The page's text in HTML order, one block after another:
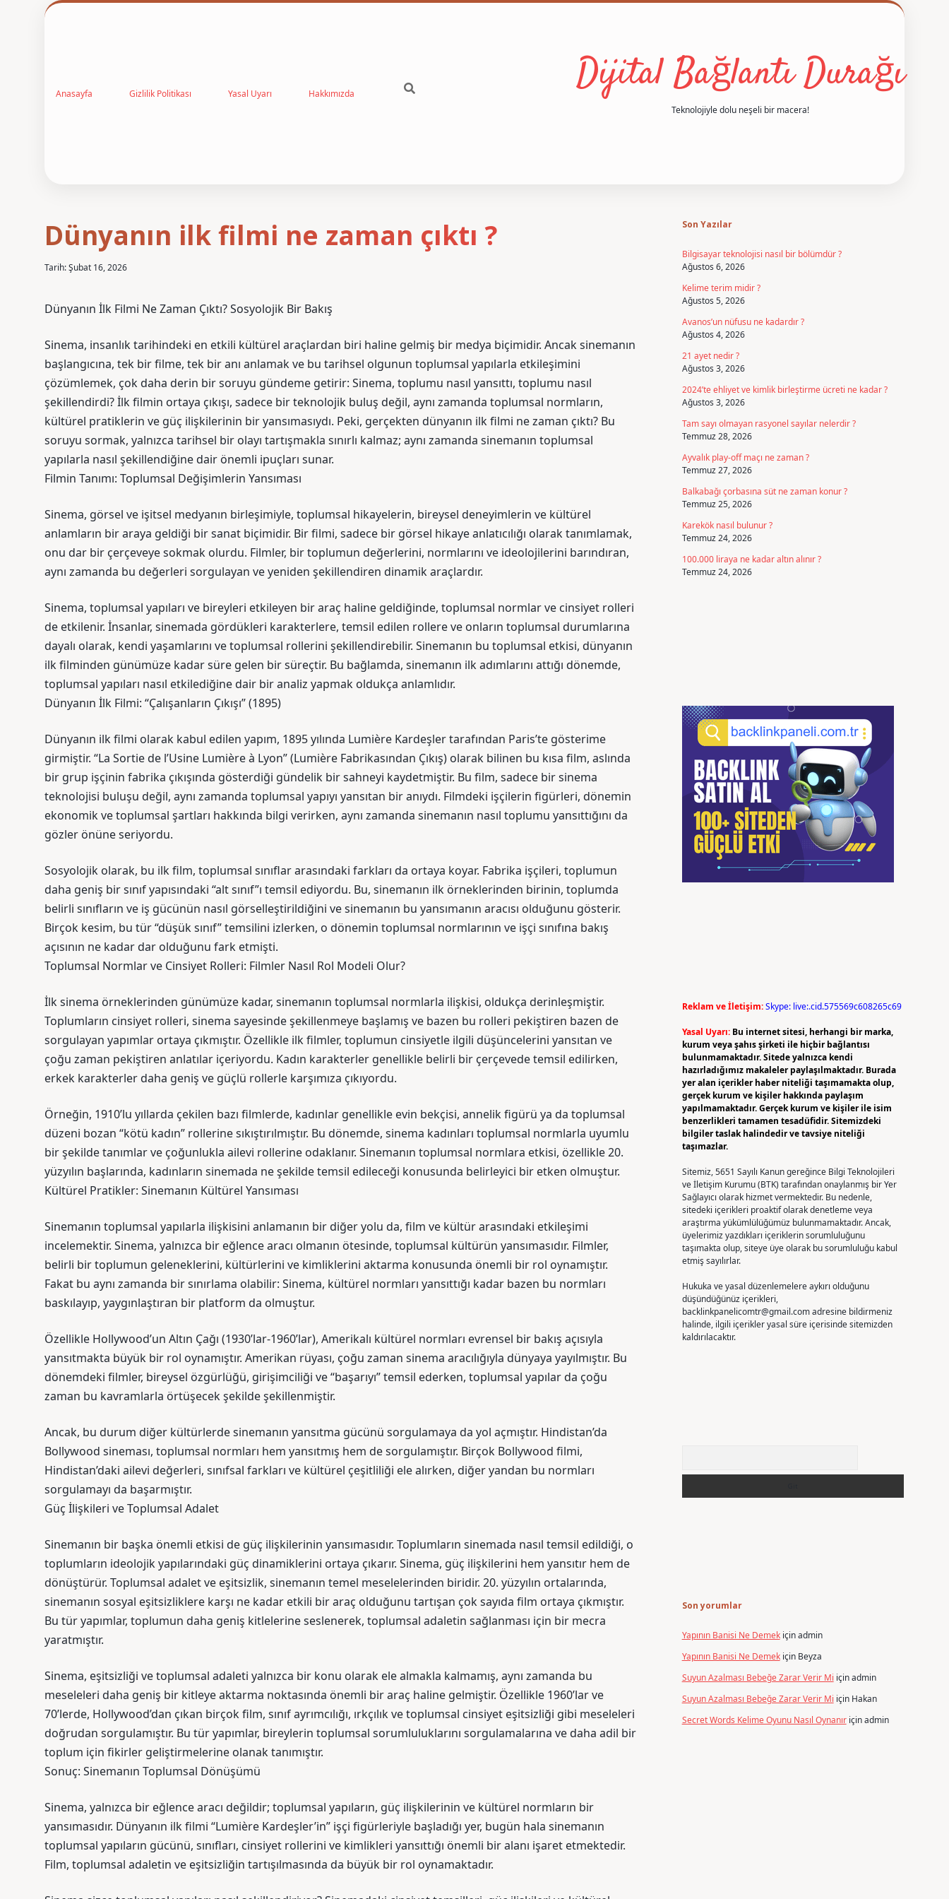
Anasayfa Gizlilik Politikası Yasal Uyarı Hakkımızda Dijital Bağlantı Durağı
Teknolojiyle dolu neşeli bir macera!
Dünyanın ilk filmi ne zaman çıktı ?
Tarih: Şubat 16, 2026
Dünyanın İlk Filmi Ne Zaman Çıktı? Sosyolojik Bir Bakış
Sinema, insanlık tarihindeki en etkili kültürel araçlardan biri haline gelmiş bir medya biçimidir. Ancak sinemanın
başlangıcına, tek bir filme, tek bir anı anlamak ve bu tarihsel olgunun toplumsal yapılarla etkileşimini
çözümlemek, çok daha derin bir soruyu gündeme getirir: Sinema, toplumu nasıl yansıttı, toplumu nasıl
şekillendirdi? İlk filmin ortaya çıkışı, sadece bir teknolojik buluş değil, aynı zamanda toplumsal normların,
kültürel pratiklerin ve güç ilişkilerinin bir yansımasıydı. Peki, gerçekten dünyanın ilk filmi ne zaman çıktı? Bu
soruyu sormak, yalnızca tarihsel bir olayı tartışmakla sınırlı kalmaz; aynı zamanda sinemanın toplumsal
yapılarla nasıl şekillendiğine dair önemli ipuçları sunar.
Filmin Tanımı: Toplumsal Değişimlerin Yansıması
Sinema, görsel ve işitsel medyanın birleşimiyle, toplumsal hikayelerin, bireysel deneyimlerin ve kültürel
anlamların bir araya geldiği bir sanat biçimidir. Bir filmi, sadece bir görsel hikaye anlatıcılığı olarak tanımlamak,
onu dar bir çerçeveye sokmak olurdu. Filmler, bir toplumun değerlerini, normlarını ve ideolojilerini barındıran,
aynı zamanda bu değerleri sorgulayan ve yeniden şekillendiren dinamik araçlardır.
Sinema, toplumsal yapıları ve bireyleri etkileyen bir araç haline geldiğinde, toplumsal normlar ve cinsiyet rolleri
de etkilenir. İnsanlar, sinemada gördükleri karakterlere, temsil edilen rollere ve onların toplumsal durumlarına
dayalı olarak, kendi yaşamlarını ve toplumsal rollerini şekillendirebilir. Sinemanın bu toplumsal etkisi, dünyanın
ilk filminden günümüze kadar süre gelen bir süreçtir. Bu bağlamda, sinemanın ilk adımlarını attığı dönemde,
toplumsal yapıları nasıl etkilediğine dair bir analiz yapmak oldukça anlamlıdır.
Dünyanın İlk Filmi: “Çalışanların Çıkışı” (1895)
Dünyanın ilk filmi olarak kabul edilen yapım, 1895 yılında Lumière Kardeşler tarafından Paris’te gösterime
girmiştir. “La Sortie de l’Usine Lumière à Lyon” (Lumière Fabrikasından Çıkış) olarak bilinen bu kısa film, aslında
bir grup işçinin fabrika çıkışında gösterdiği gündelik bir sahneyi kaydetmiştir. Bu film, sadece bir sinema
teknolojisi buluşu değil, aynı zamanda toplumsal yapıyı yansıtan bir anıydı. Filmdeki işçilerin figürleri, dönemin
ekonomik ve toplumsal şartları hakkında bilgi verirken, aynı zamanda sinemanın nasıl toplumu yansıttığını da
gözler önüne seriyordu.
Sosyolojik olarak, bu ilk film, toplumsal sınıflar arasındaki farkları da ortaya koyar. Fabrika işçileri, toplumun
daha geniş bir sınıf yapısındaki “alt sınıf”ı temsil ediyordu. Bu, sinemanın ilk örneklerinden birinin, toplumda
belirli sınıfların ve iş gücünün nasıl görselleştirildiğini ve sinemanın bu yansımanın aracısı olduğunu gösterir.
Birçok kesim, bu tür “düşük sınıf” temsilini izlerken, o dönemin toplumsal normlarının ve işçi sınıfına bakış
açısının ne kadar dar olduğunu fark etmişti.
Toplumsal Normlar ve Cinsiyet Rolleri: Filmler Nasıl Rol Modeli Olur?
İlk sinema örneklerinden günümüze kadar, sinemanın toplumsal normlarla ilişkisi, oldukça derinleşmiştir.
Toplumların cinsiyet rolleri, sinema sayesinde şekillenmeye başlamış ve bazen bu rolleri pekiştiren bazen de
sorgulayan yapımlar ortaya çıkmıştır. Özellikle ilk filmler, toplumun cinsiyetle ilgili düşüncelerini yansıtan ve
çoğu zaman pekiştiren anlatılar içeriyordu. Kadın karakterler genellikle belirli bir çerçevede temsil edilirken,
erkek karakterler daha geniş ve güçlü rollerle karşımıza çıkıyordu.
Örneğin, 1910’lu yıllarda çekilen bazı filmlerde, kadınlar genellikle evin bekçisi, annelik figürü ya da toplumsal
düzeni bozan “kötü kadın” rollerine sıkıştırılmıştır. Bu dönemde, sinema kadınları toplumsal normlarla uyumlu
bir şekilde tanımlar ve çoğunlukla ailevi rollerine odaklanır. Sinemanın toplumsal normlara etkisi, özellikle 20.
yüzyılın başlarında, kadınların sinemada ne şekilde temsil edileceği konusunda belirleyici bir etken olmuştur.
Kültürel Pratikler: Sinemanın Kültürel Yansıması
Sinemanın toplumsal yapılarla ilişkisini anlamanın bir diğer yolu da, film ve kültür arasındaki etkileşimi
incelemektir. Sinema, yalnızca bir eğlence aracı olmanın ötesinde, toplumsal kültürün yansımasıdır. Filmler,
belirli bir toplumun geleneklerini, kültürlerini ve kimliklerini aktarma konusunda önemli bir rol oynamıştır.
Fakat bu aynı zamanda bir sınırlama olabilir: Sinema, kültürel normları yansıttığı kadar bazen bu normları
baskılayıp, yaygınlaştıran bir platform da olmuştur.
Özellikle Hollywood’un Altın Çağı (1930’lar-1960’lar), Amerikalı kültürel normları evrensel bir bakış açısıyla
yansıtmakta büyük bir rol oynamıştır. Amerikan rüyası, çoğu zaman sinema aracılığıyla dünyaya yayılmıştır. Bu
dönemdeki filmler, bireysel özgürlüğü, girişimciliği ve “başarıyı” temsil ederken, toplumsal yapılar da çoğu
zaman bu kavramlarla örtüşecek şekilde şekillenmiştir.
Ancak, bu durum diğer kültürlerde sinemanın yansıtma gücünü sorgulamaya da yol açmıştır. Hindistan’da
Bollywood sineması, toplumsal normları hem yansıtmış hem de sorgulamıştır. Birçok Bollywood filmi,
Hindistan’daki ailevi değerleri, sınıfsal farkları ve kültürel çeşitliliği ele alırken, diğer yandan bu normları
sorgulamayı da başarmıştır.
Güç İlişkileri ve Toplumsal Adalet
Sinemanın bir başka önemli etkisi de güç ilişkilerinin yansımasıdır. Toplumların sinemada nasıl temsil edildiği, o
toplumların ideolojik yapılarındaki güç dinamiklerini ortaya çıkarır. Sinema, güç ilişkilerini hem yansıtır hem de
dönüştürür. Toplumsal adalet ve eşitsizlik, sinemanın temel meselelerinden biridir. 20. yüzyılın ortalarında,
sinemanın sosyal eşitsizliklere karşı ne kadar etkili bir araç olduğunu tartışan çok sayıda film ortaya çıkmıştır.
Bu tür yapımlar, toplumun daha geniş kitlelerine seslenerek, toplumsal adaletin sağlanması için bir mecra
yaratmıştır.
Sinema, eşitsizliği ve toplumsal adaleti yalnızca bir konu olarak ele almakla kalmamış, aynı zamanda bu
meseleleri daha geniş bir kitleye aktarma noktasında önemli bir araç haline gelmiştir. Özellikle 1960’lar ve
70’lerde, Hollywood’dan çıkan birçok film, sınıf ayrımcılığı, ırkçılık ve toplumsal cinsiyet eşitsizliği gibi meseleleri
doğrudan sorgulamıştır. Bu tür yapımlar, bireylerin toplumsal sorumluluklarını sorgulamalarına ve daha adil bir
toplum için fikirler geliştirmelerine olanak tanımıştır.
Sonuç: Sinemanın Toplumsal Dönüşümü
Sinema, yalnızca bir eğlence aracı değildir; toplumsal yapıların, güç ilişkilerinin ve kültürel normların bir
yansımasıdır. Dünyanın ilk filmi “Lumière Kardeşler’in” işçi figürleriyle başladığı yer, bugün hala sinemanın
toplumsal yapıların gücünü, sınıfları, cinsiyet rollerini ve kimlikleri yansıttığı önemli bir alanı işaret etmektedir.
Film, toplumsal adaletin ve eşitsizliğin tartışılmasında da büyük bir rol oynamaktadır.
Son Yazılar
Bilgisayar teknolojisi nasıl bir bölümdür ?
Ağustos 6, 2026
Kelime terim midir ?
Ağustos 5, 2026
Avanos’un nüfusu ne kadardır ?
Ağustos 4, 2026
21 ayet nedir ?
Ağustos 3, 2026
2024’te ehliyet ve kimlik birleştirme ücreti ne kadar ?
Ağustos 3, 2026
Tam sayı olmayan rasyonel sayılar nelerdir ?
Temmuz 28, 2026
Ayvalık play-off maçı ne zaman ?
Temmuz 27, 2026
Balkabağı çorbasına süt ne zaman konur ?
Temmuz 25, 2026
Karekök nasıl bulunur ?
Temmuz 24, 2026
100.000 liraya ne kadar altın alınır ?
Temmuz 24, 2026
Reklam ve İletişim:Skype: live:.cid.575569c608265c69
Yasal Uyarı: Bu internet sitesi, herhangi bir marka,
kurum veya şahıs şirketi ile hiçbir bağlantısı
bulunmamaktadır. Sitede yalnızca kendi
hazırladığımız makaleler paylaşılmaktadır. Burada
yer alan içerikler haber niteliği taşımamakta olup,
gerçek kurum ve kişiler hakkında paylaşım
yapılmamaktadır. Gerçek kurum ve kişiler ile isim
benzerlikleri tamamen tesadüfidir. Sitemizdeki
bilgiler taslak halindedir ve tavsiye niteliği
taşımazlar.
Sitemiz, 5651 Sayılı Kanun gereğince Bilgi Teknolojileri
ve İletişim Kurumu (BTK) tarafından onaylanmış bir Yer
Sağlayıcı olarak hizmet vermektedir. Bu nedenle,
sitedeki içerikleri proaktif olarak denetleme veya
araştırma yükümlülüğümüz bulunmamaktadır. Ancak,
üyelerimiz yazdıkları içeriklerin sorumluluğunu
taşımakta olup, siteye üye olarak bu sorumluluğu kabul
etmiş sayılırlar.
Hukuka ve yasal düzenlemelere aykırı olduğunu
düşündüğünüz içerikleri,
backlinkpanelicomtr@gmail.comadresine bildirmeniz
halinde, ilgili içerikler yasal süre içerisinde sitemizden
kaldırılacaktır.
Son yorumlar
Yapının Banisi Ne Demekiçinadmin
Yapının Banisi Ne Demekiçin Beyza
Suyun Azalması Bebeğe Zarar Verir Mi içinadmin
Suyun Azalması Bebeğe Zarar Verir Mi için Hakan
Secret Words Kelime Oyunu Nasıl Oynanıriçinadmin